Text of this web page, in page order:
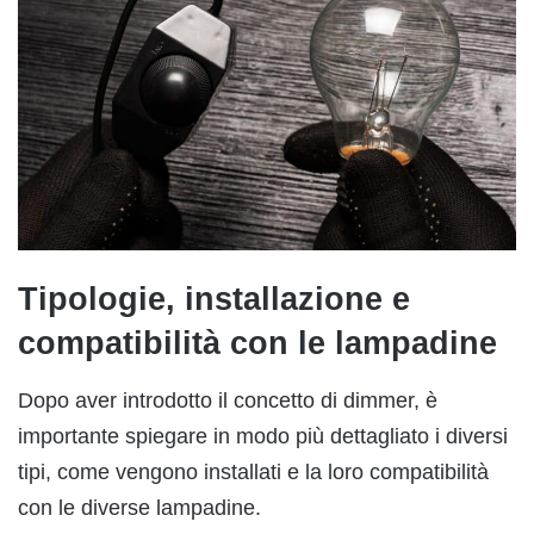
Tipologie, installazione e
compatibilità con le lampadine
Dopo aver introdotto il concetto di dimmer, è
importante spiegare in modo più dettagliato i diversi
tipi, come vengono installati e la loro compatibilità
con le diverse lampadine.